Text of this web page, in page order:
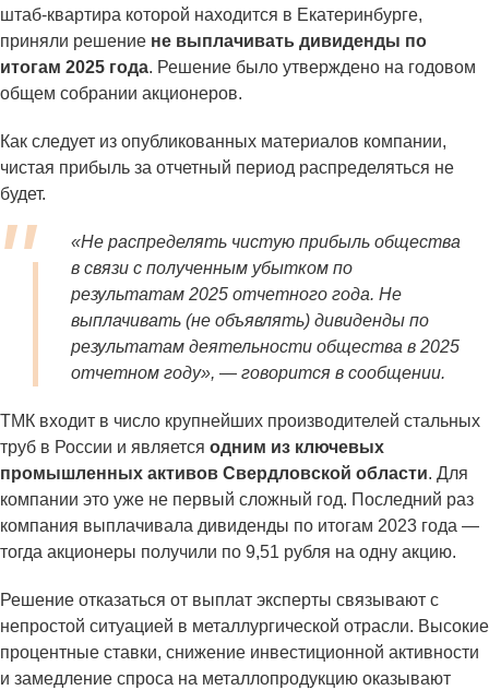
штаб-квартира которой находится в Екатеринбурге,
приняли решение не выплачивать дивиденды по
итогам 2025 года. Решение было утверждено на годовом
общем собрании акционеров.
Как следует из опубликованных материалов компании,
чистая прибыль за отчетный период распределяться не
будет.
«Не распределять чистую прибыль общества
в связи с полученным убытком по
результатам 2025 отчетного года. Не
выплачивать (не объявлять) дивиденды по
результатам деятельности общества в 2025
отчетном году», — говорится в сообщении.
ТМК входит в число крупнейших производителей стальных
труб в России и является одним из ключевых
промышленных активов Свердловской области. Для
компании это уже не первый сложный год. Последний раз
компания выплачивала дивиденды по итогам 2023 года —
тогда акционеры получили по 9,51 рубля на одну акцию.
Решение отказаться от выплат эксперты связывают с
непростой ситуацией в металлургической отрасли. Высокие
процентные ставки, снижение инвестиционной активности
и замедление спроса на металлопродукцию оказывают